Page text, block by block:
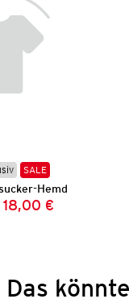
SALE
Hemd
Preis:
Preis:
18,00 €
Das